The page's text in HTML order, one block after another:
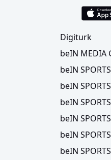
Digiturk
beIN MEDIA
beIN
beIN
beIN
beIN
beIN
beIN